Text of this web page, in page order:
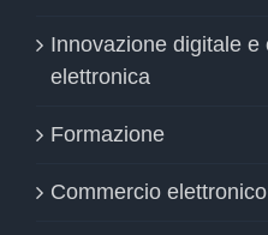
Innovazione digitale e
elettronica
Formazione
Commercio elettronico